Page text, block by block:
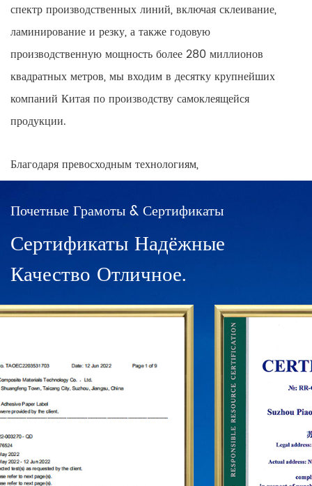
спектр производственных линий, включая склеивание,
ламинирование и резку, а также годовую
производственную мощность более 280 миллионов
квадратных метров, мы входим в десятку крупнейших
компаний Китая по производству самоклеящейся
продукции.
Благодаря превосходным технологиям,
предложениям мы завоевали высокую степень влияния и
международном рынках, одновременно создавая
общенациональный охват точек продаж продукции с
В Китае существуют сети прямых продаж в Шанхае,
Нинбо, Ханчжоу, Чэнду, Харбине, Ухане, Чунцине,
Гуанчжоу, Чанша, Пекине и десятки франчайзинговых
сетей. Для дальнейшего укрепления статуса марки
«PIAODEHUA» на международной арене мы создали
маркетинговую сеть в десятках стран и регионов, таких
как США, Германия, Япония, Южная Корея, Бразилия,
Почетные Грамоты & Сертификаты
Сертификаты Надёжные
Качество Отличное.